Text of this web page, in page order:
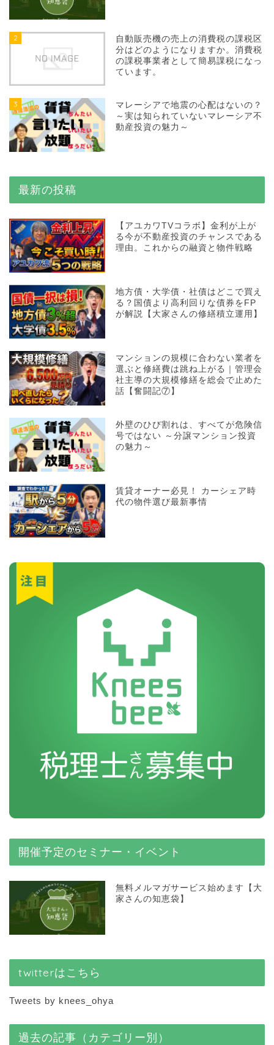
2
自動販売機の売上の消費税の課税区
分はどのようになりますか。消費税
の課税事業者として簡易課税になっ
ています。
3
マレーシアで地震の心配はないの？
～実は知られていないマレーシア不
動産投資の魅力～
最新の投稿
【アユカワTVコラボ】金利が上が
る今が不動産投資のチャンスである
理由。これからの融資と物件戦略
地方債・大学債・社債はどこで買え
る？国債より高利回りな債券をFP
が解説【大家さんの修繕積立運用】
マンションの規模に合わない業者を
選ぶと修繕費は跳ね上がる｜管理会
社主導の大規模修繕を総会で止めた
話【奮闘記⑦】
外壁のひび割れは、すべてが危険信
号ではない ～分譲マンション投資
の魅力～
賃貸オーナー必見！ カーシェア時
代の物件選び最新事情
開催予定のセミナー・イベント
無料メルマガサービス始めます【大
家さんの知恵袋】
twitterはこちら
Tweets by knees_ohya
過去の記事（カテゴリー別）